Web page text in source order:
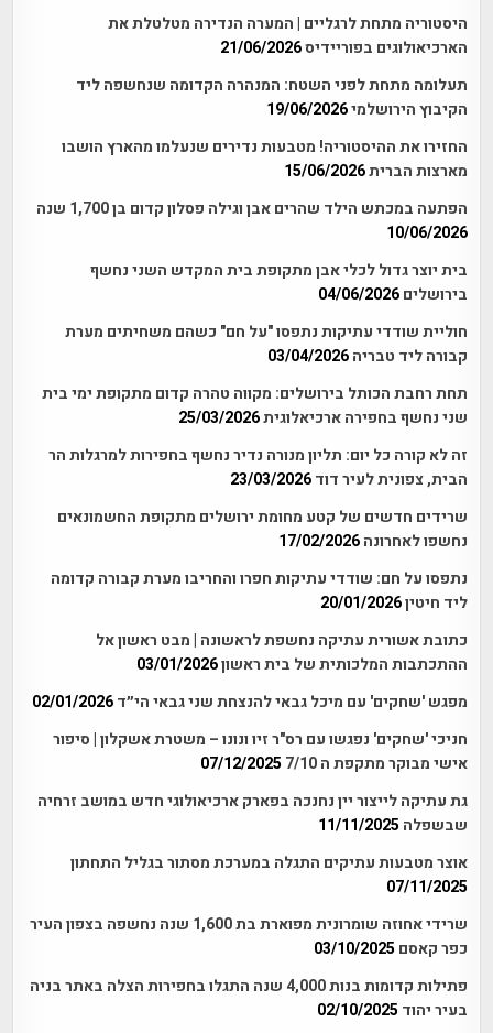
היסטוריה מתחת לרגליים | המערה הנדירה מטלטלת את
הארכיאולוגים בפוריידיס21/06/2026
תעלומה מתחת לפני השטח: המנהרה הקדומה שנחשפה ליד
הקיבוץ הירושלמי19/06/2026
החזירו את ההיסטוריה! מטבעות נדירים שנעלמו מהארץ הושבו
מארצות הברית15/06/2026
הפתעה במכתש הילד שהרים אבן וגילה פסלון קדום בן 1,700 שנה
10/06/2026
בית יוצר גדול לכלי אבן מתקופת בית המקדש השני נחשף
בירושלים 04/06/2026
חוליית שודדי עתיקות נתפסו "על חם" כשהם משחיתים מערת
קבורה ליד טבריה 03/04/2026
תחת רחבת הכותל בירושלים: מקווה טהרה קדום מתקופת ימי בית
שני נחשף בחפירה ארכיאלוגית25/03/2026
זה לא קורה כל יום: תליון מנורה נדיר נחשף בחפירות למרגלות הר
הבית, צפונית לעיר דוד 23/03/2026
שרידים חדשים של קטע מחומת ירושלים מתקופת החשמונאים
נחשפו לאחרונה 17/02/2026
נתפסו על חם: שודדי עתיקות חפרו והחריבו מערת קבורה קדומה
ליד חיטין20/01/2026
כתובת אשורית עתיקה נחשפת לראשונה | מבט ראשון אל
ההתכתבות המלכותית של בית ראשון03/01/2026
מפגש 'שחקים' עם מיכל גבאי להנצחת שני גבאי הי״ד 02/01/2026
חניכי 'שחקים' נפגשו עם רס"ר זיו ונונו – משטרת אשקלון | סיפור
אישי מבוקר מתקפת ה 7/10
07/12/2025
גת עתיקה לייצור יין נחנכה בפארק ארכיאולוגי חדש במושב זרחיה
שבשפלה 11/11/2025
אוצר מטבעות עתיקים התגלה במערכת מסתור בגליל התחתון
07/11/2025
שרידי אחוזה שומרונית מפוארת בת 1,600 שנה נחשפה בצפון העיר
כפר קאסם 03/10/2025
פתילות קדומות בנות 4,000 שנה התגלו בחפירות הצלה באתר בניה
בעיר יהוד 02/10/2025